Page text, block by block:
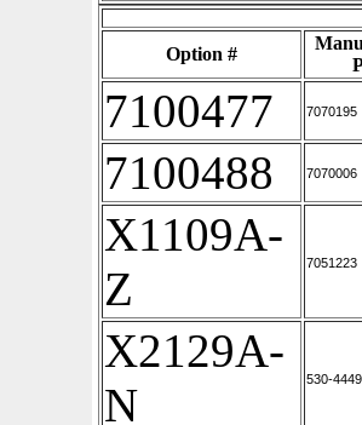
Option #
7100477 7070195
7100488 7070006
X1109A-
Z
7051223
X2129A-
N
530-4449